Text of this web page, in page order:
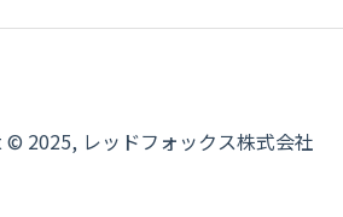
2025, レッドフォックス株式会社